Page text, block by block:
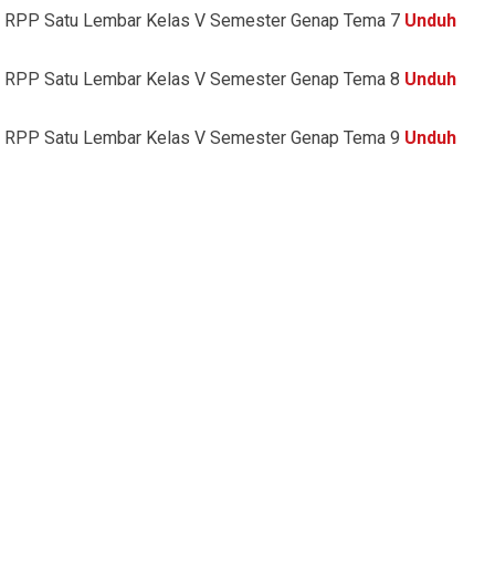
RPP Satu Lembar Kelas V Semester Genap Tema 7 Unduh
RPP Satu Lembar Kelas V Semester Genap Tema 8 Unduh
RPP Satu Lembar Kelas V Semester Genap Tema 9 Unduh